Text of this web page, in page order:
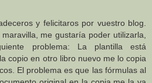
y felicitaros por vuestro blog.
me gustaría poder utilizarla,
problema: La plantilla está
copio en otro libro nuevo me lo copia
El problema es que las fórmulas al